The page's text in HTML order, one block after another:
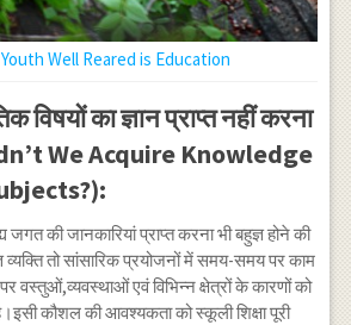
Well Reared is Education
विषयों का ज्ञान प्राप्त नहीं करना
We Acquire Knowledge
जगत की जानकारियां प्राप्त करना भी बहुज्ञ होने की
तो सांसारिक प्रयोजनों में समय-समय पर काम
वस्तुओं,व्यवस्थाओं एवं विभिन्न क्षेत्रों के कारणों को
कौशल की आवश्यकता को स्कूली शिक्षा पूरी